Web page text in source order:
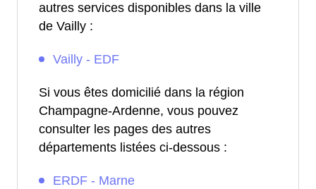
autres services disponibles dans la ville
de Vailly :
Vailly - EDF
Si vous êtes domicilié dans la région
Champagne-Ardenne, vous pouvez
consulter les pages des autres
départements listées ci-dessous :
ERDF - Marne